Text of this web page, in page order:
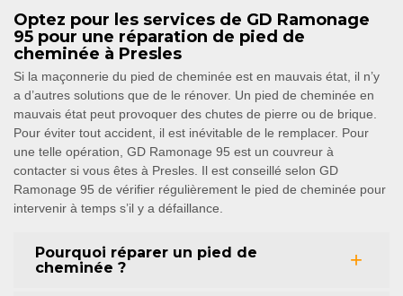
Optez pour les services de GD Ramonage
95 pour une réparation de pied de
cheminée à Presles
Si la maçonnerie du pied de cheminée est en mauvais état, il n’y
a d’autres solutions que de le rénover. Un pied de cheminée en
mauvais état peut provoquer des chutes de pierre ou de brique.
Pour éviter tout accident, il est inévitable de le remplacer. Pour
une telle opération, GD Ramonage 95 est un couvreur à
contacter si vous êtes à Presles. Il est conseillé selon GD
Ramonage 95 de vérifier régulièrement le pied de cheminée pour
intervenir à temps s’il y a défaillance.
Pourquoi réparer un pied de
cheminée ?